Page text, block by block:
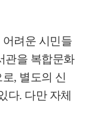
려운 시민들
관을 복합문화
로, 별도의 신
다. 다만 자체